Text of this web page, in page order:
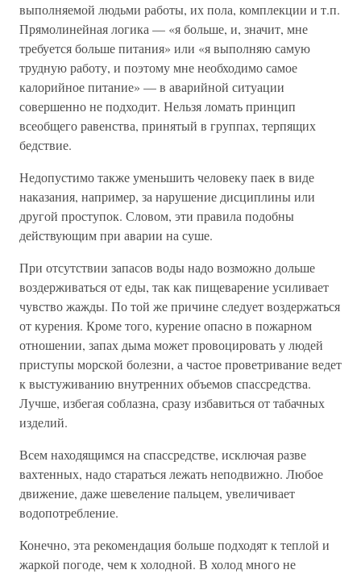
выполняемой людьми работы, их пола, комплекции и т.п.
Прямолинейная логика — «я больше, и, значит, мне
требуется больше питания» или «я выполняю самую
трудную работу, и поэтому мне необходимо самое
калорийное питание» — в аварийной ситуации
совершенно не подходит. Нельзя ломать принцип
всеобщего равенства, принятый в группах, терпящих
бедствие.
Недопустимо также уменьшить человеку паек в виде
наказания, например, за нарушение дисциплины или
другой проступок. Словом, эти правила подобны
действующим при аварии на суше.
При отсутствии запасов воды надо возможно дольше
воздерживаться от еды, так как пищеварение усиливает
чувство жажды. По той же причине следует воздержаться
от курения. Кроме того, курение опасно в пожарном
отношении, запах дыма может провоцировать у людей
приступы морской болезни, а частое проветривание ведет
к выстуживанию внутренних объемов спассредства.
Лучше, избегая соблазна, сразу избавиться от табачных
изделий.
Всем находящимся на спассредстве, исключая разве
вахтенных, надо стараться лежать неподвижно. Любое
движение, даже шевеление пальцем, увеличивает
водопотребление.
Конечно, эта рекомендация больше подходят к теплой и
жаркой погоде, чем к холодной. В холод много не